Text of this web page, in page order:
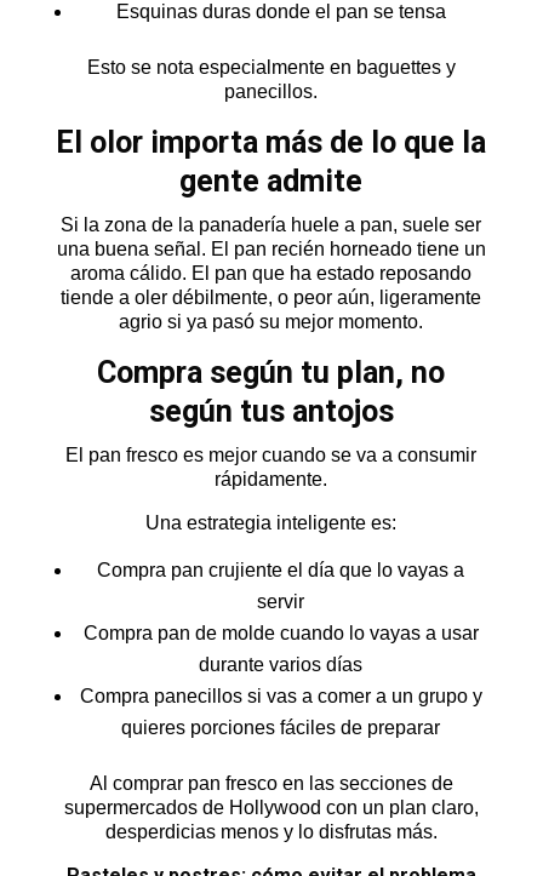
Esquinas duras donde el pan se tensa
Esto se nota especialmente en baguettes y
panecillos.
El olor importa más de lo que la
gente admite
Si la zona de la panadería huele a pan, suele ser
una buena señal. El pan recién horneado tiene un
aroma cálido. El pan que ha estado reposando
tiende a oler débilmente, o peor aún, ligeramente
agrio si ya pasó su mejor momento.
Compra según tu plan, no
según tus antojos
El pan fresco es mejor cuando se va a consumir
rápidamente.
Una estrategia inteligente es:
Compra pan crujiente el día que lo vayas a
servir
Compra pan de molde cuando lo vayas a usar
durante varios días
Compra panecillos si vas a comer a un grupo y
quieres porciones fáciles de preparar
Al comprar pan fresco en las secciones de
supermercados de Hollywood con un plan claro,
desperdicias menos y lo disfrutas más.